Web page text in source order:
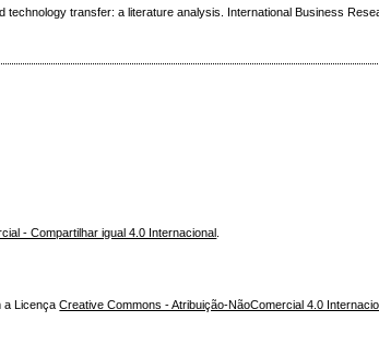
transfer: a literature analysis. International Business
- Compartilhar igual 4.0 Internacional
a LicençaCreative Commons - Atribuição-NãoComercial 4.0